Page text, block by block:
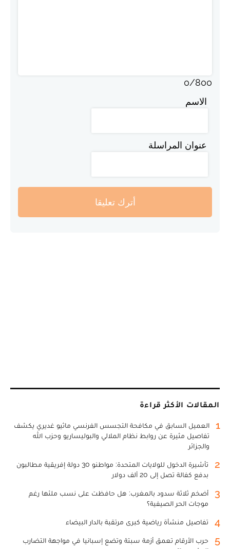
0/800
الاسم
عنوان المراسلة
أترك تعليقا
المقالات الأكثر قراءة
1
العميل السابق في مكافحة التجسس الفرنسي ماثيو غديري يكشف
تفاصيل مثيرة عن روابط نظام الملالي والبوليساريو وحزب الله
والجزائر
2
تأشيرة الدخول للولايات المتحدة: مواطنو 30 دولة إفريقية مطالبون
بدفع كفالة تصل إلى 20 ألف دولار
3
أضخم ثلاثة سدود بالمغرب: هل حافظت على نسب ملئها رغم
موجات الحر الصيفية؟
4 تفاصيل منشأة رياضية كبرى مرتقبة بالدار البيضاء
5
حرب الأرقام تعمق أزمة سبتة وتضع إسبانيا في مواجهة التضارب